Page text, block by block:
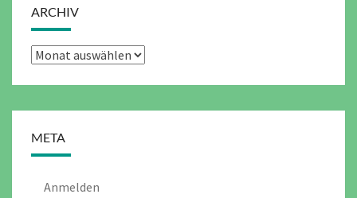
ARCHIV
Archiv
META
Anmelden